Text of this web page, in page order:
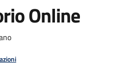
Online